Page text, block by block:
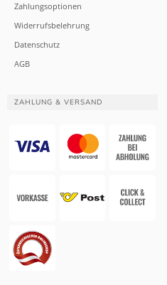
Zahlungsoptionen
Widerrufsbelehrung
Datenschutz
AGB
ZAHLUNG & VERSAND